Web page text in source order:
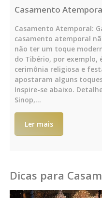
Casamento
Casamento Atemporal:
casamento atemporal
não ter um toque
do Tibério, por exemplo,
cerimônia religiosa e
apostaram alguns
Inspire-se abaixo.
Sinop,…
Ler mais
Dicas para